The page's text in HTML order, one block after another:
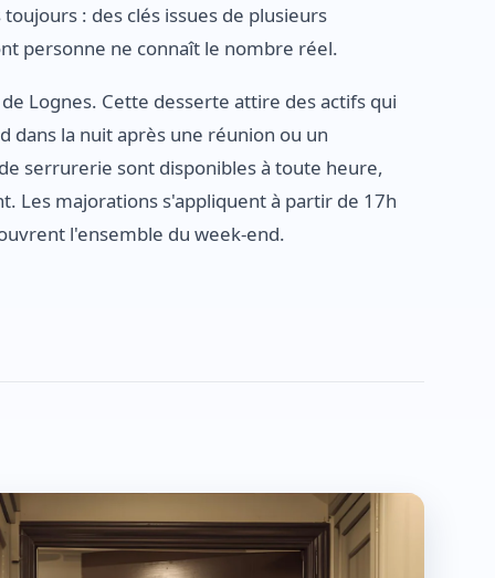
: des clés issues de plusieurs
personne ne connaît le nombre réel.
Lognes. Cette desserte attire des actifs qui
dans la nuit après une réunion ou un
serrurerie sont disponibles à toute heure,
Les majorations s'appliquent à partir de 17h
l'ensemble du week-end.